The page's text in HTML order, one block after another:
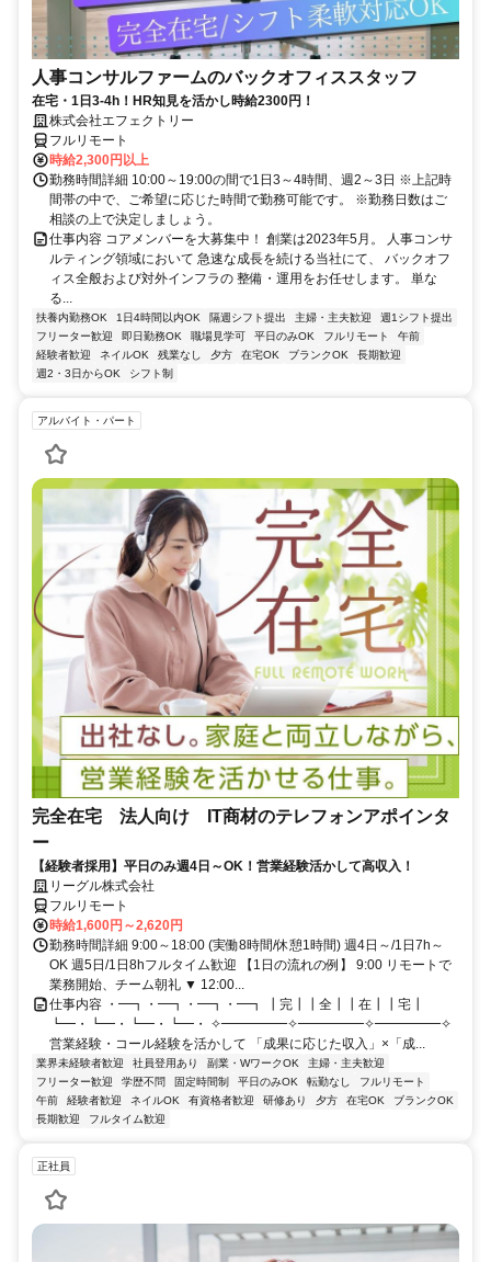
人事コンサルファームのバックオフィススタッフ
在宅・1日3-4h！HR知見を活かし時給2300円！
株式会社エフェクトリー
フルリモート
時給2,300円以上
勤務時間詳細 10:00～19:00の間で1日3～4時間、週2～3日 ※上記時
間帯の中で、ご希望に応じた時間で勤務可能です。 ※勤務日数はご
相談の上で決定しましょう。
仕事内容 コアメンバーを大募集中！ 創業は2023年5月。 人事コンサ
ルティング領域において 急速な成長を続ける当社にて、 バックオフ
ィス全般および対外インフラの 整備・運用をお任せします。 単な
る...
扶養内勤務OK 1日4時間以内OK 隔週シフト提出 主婦・主夫歓迎
週1シフト提出
フリーター歓迎
即日勤務OK 職場見学可 平日のみOK フルリモート
午前
経験者歓迎
ネイルOK 残業なし 夕方 在宅OK ブランクOK
長期歓迎
週2・3日からOK
シフト制
アルバイト・パート
完全在宅 法人向け IT商材のテレフォンアポインタ
ー
【経験者採用】平日のみ週4日～OK！営業経験活かして高収入！
リーグル株式会社
フルリモート
時給1,600円～2,620円
勤務時間詳細 9:00～18:00 (実働8時間/休憩1時間) 週4日～/1日7h～
OK 週5日/1日8hフルタイム歓迎 【1日の流れの例】 9:00 リモートで
業務開始、チーム朝礼 ▼ 12:00...
仕事内容 ・━┓・━┓・━┓・━┓ ┃完┃┃全┃┃在┃┃宅┃
┗━・┗━・┗━・┗━・ ✧━━━━━✧━━━━━✧━━━━━✧
営業経験・コール経験を活かして 「成果に応じた収入」×「成...
業界未経験者歓迎 社員登用あり 副業・WワークOK
主婦・主夫歓迎
フリーター歓迎
学歴不問 固定時間制 平日のみOK 転勤なし
フルリモート
午前
経験者歓迎 ネイルOK 有資格者歓迎 研修あり 夕方 在宅OK
ブランクOK
長期歓迎
フルタイム歓迎
正社員